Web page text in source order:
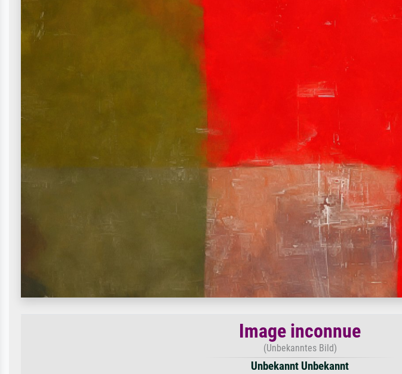
Image inconnue
(Unbekanntes Bild)
Unbekannt Unbekannt